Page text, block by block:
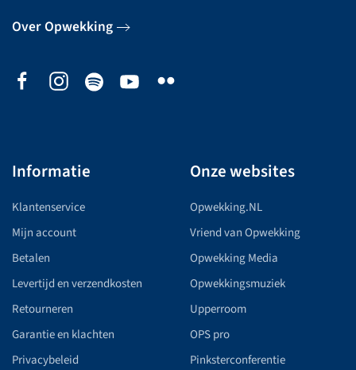
Over Opwekking
Informatie
Klantenservice
Mijn account
Betalen
Levertijd en verzendkosten
Retourneren
Garantie en klachten
Privacybeleid
Onze websites
Opwekking.NL
Vriend van Opwekking
Opwekking Media
Opwekkingsmuziek
Upperroom
OPS pro
Pinksterconferentie